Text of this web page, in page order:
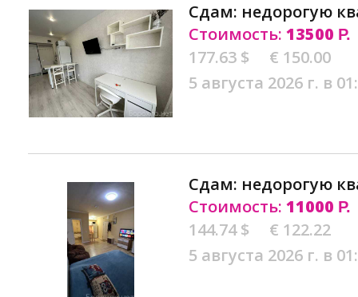
Сдам: недорогую
Стоимость: 13500 Р.
177.63 $
€ 150.00
5 августа 2026 г. в
Сдам: недорогую
Стоимость: 11000 Р.
144.74 $
€ 122.22
5 августа 2026 г. в